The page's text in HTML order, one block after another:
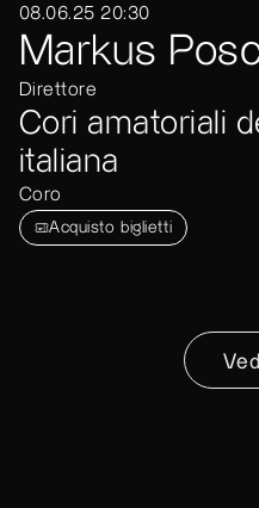
08.06.25 20:30
Markus
Direttore
Cori amatoriali
italiana
Coro
Acquisto biglietti